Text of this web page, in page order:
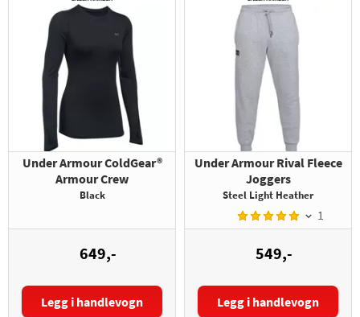
Under Armour ColdGear®
Armour Crew
Black
649,-
Størrelse:
Legg i handlevogn
Under Armour Rival Fleece
Joggers
Steel Light Heather
1
549,-
Størrelse:
Legg i handlevogn